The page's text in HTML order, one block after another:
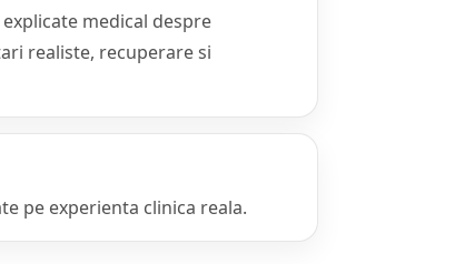
medical despre
realiste, recuperare si
pe experienta clinica reala.